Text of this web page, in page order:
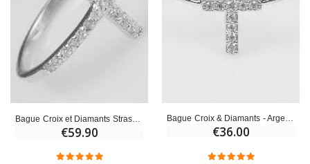
Bague Croix et Diamants Strass - Argent Massif - Taille 58
€59.90 €36.00